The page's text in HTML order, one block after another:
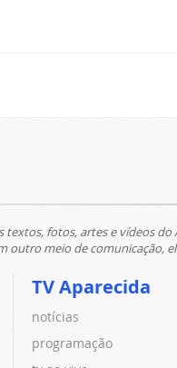
textos, fotos, artes e vídeos
outro meio de comunicação,
TV Aparecida
notícias
programação